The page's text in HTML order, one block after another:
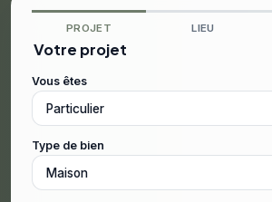
PROJET LIEU
Votre projet
Vous êtes
Type de bien